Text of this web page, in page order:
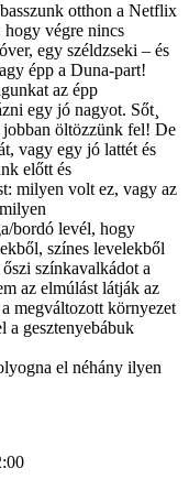
otthon a Netflix
hogy végre nincs
egy széldzseki – és
épp a Duna-part!
az épp
egy jó nagyot. Sőt¸
öltözzünk fel! De
vagy egy jó lattét és
előtt és
milyen volt ez, vagy az
bordó levél, hogy
színes levelekből
színkavalkádot a
az elmúlást látják az
megváltozott környezet
a gesztenyebábuk
el néhány ilyen